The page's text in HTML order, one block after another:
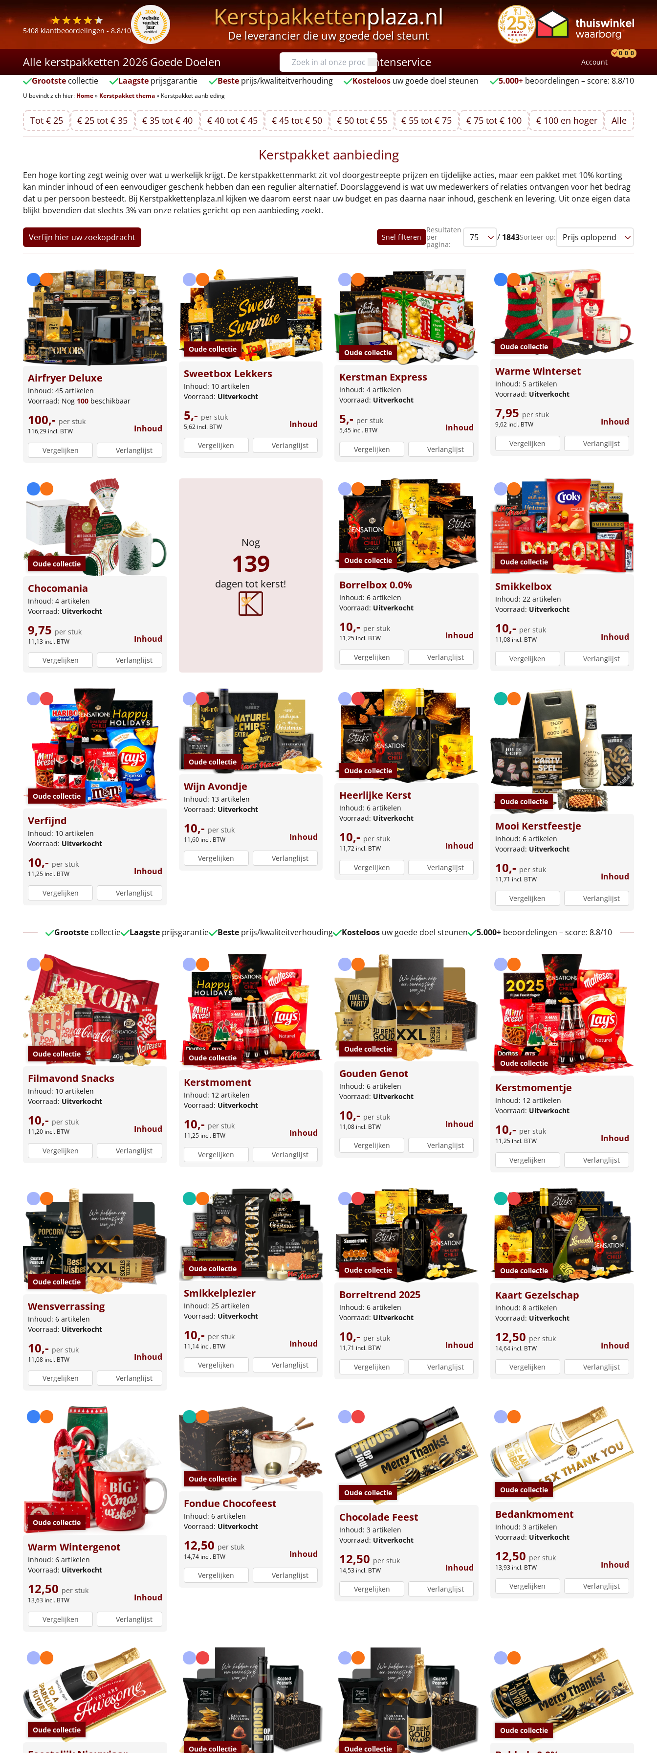
5408 klantbeoordelingen - 8.8/10 Kerstpakkettenplaza.nl
De leverancier die uw goede doel steunt
Alle kerstpakketten 2026 Goede Doelen Klantenservice Account
0 0 0
Grootste collectie Laagsteprijsgarantie Besteprijs/kwaliteitverhouding Kosteloos uw goede doel steunen 5.000+ beoordelingen – score: 8.8/10
U bevindt zich hier: Home» Kerstpakket thema» Kerstpakket aanbieding
Tot € 25 € 25 tot € 35 € 35 tot € 40 € 40 tot € 45 € 45 tot € 50 € 50 tot € 55 € 55 tot € 75 € 75 tot € 100 € 100 en hoger Alle
Kerstpakket aanbieding
Een hoge korting zegt weinig over wat u werkelijk krijgt. De kerstpakkettenmarkt zit vol doorgestreepte prijzen en tijdelijke acties, maar een pakket met 10% korting
kan minder inhoud of een eenvoudiger geschenk hebben dan een regulier alternatief. Doorslaggevend is wat uw medewerkers of relaties ontvangen voor het bedrag
dat u per persoon besteedt. Bij Kerstpakkettenplaza.nl kijken we daarom eerst naar uw budget en pas daarna naar inhoud, geschenk en levering. Uit onze eigen data
blijkt bovendien dat slechts 3% van onze relaties gericht op een aanbieding zoekt.
Verfijn hier uw zoekopdracht Snel filteren
Resultaten
per
pagina:
/ 1843Sorteer op:
Airfryer Deluxe
Inhoud: 45 artikelen
Voorraad: Nog 100 beschikbaar
100,- per stuk
116,29 incl. BTW Inhoud
Vergelijken Verlanglijst
Oude collectie
Sweetbox Lekkers
Inhoud: 10 artikelen
Voorraad: Uitverkocht
5,- per stuk
5,62 incl. BTW Inhoud
Vergelijken Verlanglijst
Oude collectie
Kerstman Express
Inhoud: 4 artikelen
Voorraad: Uitverkocht
5,- per stuk
5,45 incl. BTW Inhoud
Vergelijken Verlanglijst
Oude collectie
Warme Winterset
Inhoud: 5 artikelen
Voorraad: Uitverkocht
7,95 per stuk
9,62 incl. BTW Inhoud
Vergelijken Verlanglijst
Oude collectie
Chocomania
Inhoud: 4 artikelen
Voorraad: Uitverkocht
9,75 per stuk
11,13 incl. BTW Inhoud
Vergelijken Verlanglijst
Nog
139
dagen tot kerst!
Oude collectie
Borrelbox 0.0%
Inhoud: 6 artikelen
Voorraad: Uitverkocht
10,- per stuk
11,25 incl. BTW Inhoud
Vergelijken Verlanglijst
Oude collectie
Smikkelbox
Inhoud: 22 artikelen
Voorraad: Uitverkocht
10,- per stuk
11,08 incl. BTW Inhoud
Vergelijken Verlanglijst
Oude collectie
Verfijnd
Inhoud: 10 artikelen
Voorraad: Uitverkocht
10,- per stuk
11,25 incl. BTW Inhoud
Vergelijken Verlanglijst
Oude collectie
Wijn Avondje
Inhoud: 13 artikelen
Voorraad: Uitverkocht
10,- per stuk
11,60 incl. BTW Inhoud
Vergelijken Verlanglijst
Oude collectie
Heerlijke Kerst
Inhoud: 6 artikelen
Voorraad: Uitverkocht
10,- per stuk
11,72 incl. BTW Inhoud
Vergelijken Verlanglijst
Oude collectie
Mooi Kerstfeestje
Inhoud: 6 artikelen
Voorraad: Uitverkocht
10,- per stuk
11,71 incl. BTW Inhoud
Vergelijken Verlanglijst
Oude collectie
Filmavond Snacks
Inhoud: 10 artikelen
Voorraad: Uitverkocht
10,- per stuk
11,20 incl. BTW Inhoud
Vergelijken Verlanglijst
Oude collectie
Kerstmoment
Inhoud: 12 artikelen
Voorraad: Uitverkocht
10,- per stuk
11,25 incl. BTW Inhoud
Vergelijken Verlanglijst
Oude collectie
Gouden Genot
Inhoud: 6 artikelen
Voorraad: Uitverkocht
10,- per stuk
11,08 incl. BTW Inhoud
Vergelijken Verlanglijst
Oude collectie
Kerstmomentje
Inhoud: 12 artikelen
Voorraad: Uitverkocht
10,- per stuk
11,25 incl. BTW Inhoud
Vergelijken Verlanglijst
Oude collectie
Wensverrassing
Inhoud: 6 artikelen
Voorraad: Uitverkocht
10,- per stuk
11,08 incl. BTW Inhoud
Vergelijken Verlanglijst
Oude collectie
Smikkelplezier
Inhoud: 25 artikelen
Voorraad: Uitverkocht
10,- per stuk
11,14 incl. BTW Inhoud
Vergelijken Verlanglijst
Oude collectie
Borreltrend 2025
Inhoud: 6 artikelen
Voorraad: Uitverkocht
10,- per stuk
11,71 incl. BTW Inhoud
Vergelijken Verlanglijst
Oude collectie
Kaart Gezelschap
Inhoud: 8 artikelen
Voorraad: Uitverkocht
12,50 per stuk
14,64 incl. BTW Inhoud
Vergelijken Verlanglijst
Oude collectie
Warm Wintergenot
Inhoud: 6 artikelen
Voorraad: Uitverkocht
12,50 per stuk
13,63 incl. BTW Inhoud
Vergelijken Verlanglijst
Oude collectie
Fondue Chocofeest
Inhoud: 6 artikelen
Voorraad: Uitverkocht
12,50 per stuk
14,74 incl. BTW Inhoud
Vergelijken Verlanglijst
Oude collectie
Chocolade Feest
Inhoud: 3 artikelen
Voorraad: Uitverkocht
12,50 per stuk
14,53 incl. BTW Inhoud
Vergelijken Verlanglijst
Oude collectie
Bedankmoment
Inhoud: 3 artikelen
Voorraad: Uitverkocht
12,50 per stuk
13,93 incl. BTW Inhoud
Vergelijken Verlanglijst
Oude collectie
Oude collectie Oude collectie
Oude collectie
Grootstecollectie Laagsteprijsgarantie Besteprijs/kwaliteitverhouding Kosteloosuw goede doel steunen 5.000+beoordelingen – score: 8.8/10